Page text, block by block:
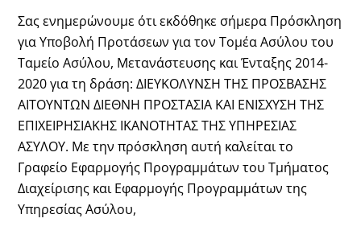
Σας ενημερώνουμε ότι εκδόθηκε σήμερα Πρόσκληση
για Υποβολή Προτάσεων για τον Τομέα Ασύλου του
Ταμείο Ασύλου, Μετανάστευσης και Ένταξης 2014-
2020 για τη δράση: ΔΙΕΥΚΟΛΥΝΣΗ ΤΗΣ ΠΡΟΣΒΑΣΗΣ
ΑΙΤΟΥΝΤΩΝ ΔΙΕΘΝΗ ΠΡΟΣΤΑΣΙΑ ΚΑΙ ΕΝΙΣΧΥΣΗ ΤΗΣ
ΕΠΙΧΕΙΡΗΣΙΑΚΗΣ ΙΚΑΝΟΤΗΤΑΣ ΤΗΣ ΥΠΗΡΕΣΙΑΣ
ΑΣΥΛΟΥ. Με την πρόσκληση αυτή καλείται το
Γραφείο Εφαρμογής Προγραμμάτων του Τμήματος
Διαχείρισης και Εφαρμογής Προγραμμάτων της
Υπηρεσίας Ασύλου,
και
Ένταξης
2014-
2020
για
τη
δράση:
ΔΙΕΥΚΟΛΥΝΣΗ
ΤΗΣ
ΠΡΟΣΒΑΣΗΣ